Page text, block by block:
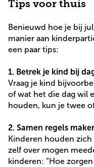
Tips voor thuis
Benieuwd hoe je bij
manier aan
een paar tips:
1. Betrek je kind bij
Vraag je kind
of wat het die dag wil
houden, kun je twee
2. Samen regels
Kinderen houden zich
zelf over mogen
kinderen: “Hoe